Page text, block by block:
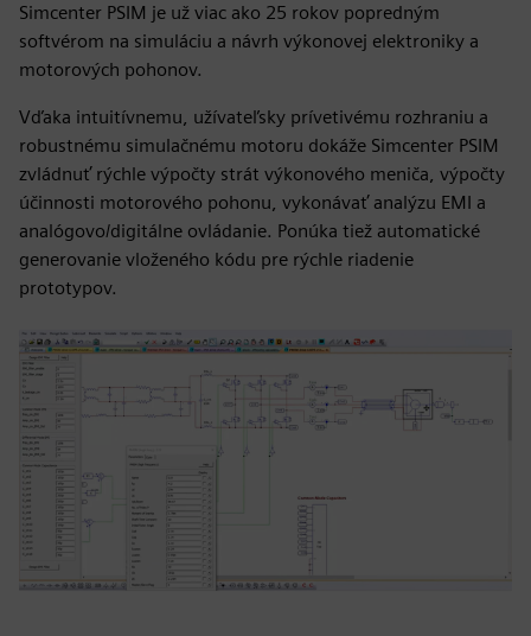
Simcenter PSIM je už viac ako 25 rokov popredným
softvérom na simuláciu a návrh výkonovej elektroniky a
motorových pohonov.
Vďaka intuitívnemu, užívateľsky prívetivému rozhraniu a
robustnému simulačnému motoru dokáže Simcenter PSIM
zvládnuť rýchle výpočty strát výkonového meniča, výpočty
účinnosti motorového pohonu, vykonávať analýzu EMI a
analógovo/digitálne ovládanie. Ponúka tiež automatické
generovanie vloženého kódu pre rýchle riadenie
prototypov.